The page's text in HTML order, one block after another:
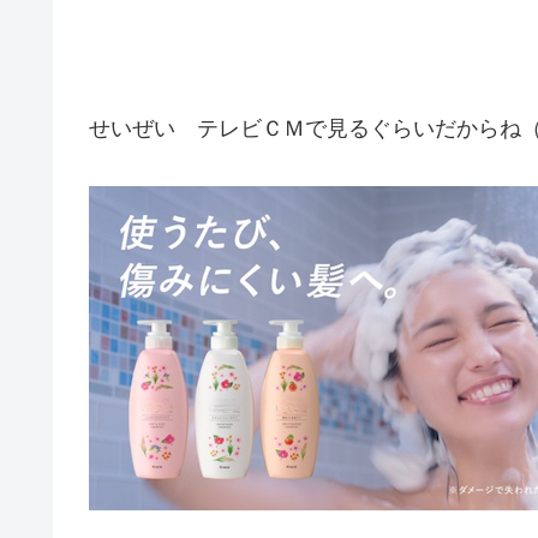
せいぜい テレビＣＭで見るぐらいだからね